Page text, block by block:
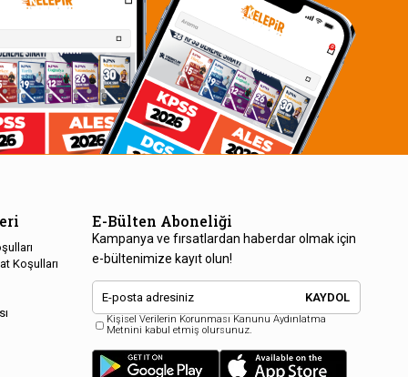
Koşulları
E-Bülten Aboneliği
Kampanya ve fırsatlardan haberdar olmak için
e-bültenimize kayıt olun!
KAYDOL
Kişisel Verilerin Korunması Kanunu Aydınlatma
Metnini kabul etmiş olursunuz.